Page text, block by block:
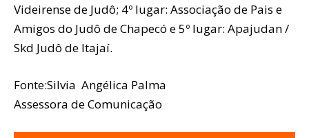
Videirense de Judô; 4º lugar: Associação de Pais e
Amigos do Judô de Chapecó e 5º lugar: Apajudan /
Skd Judô de Itajaí.
Fonte:Silvia Angélica Palma
Assessora de Comunicação